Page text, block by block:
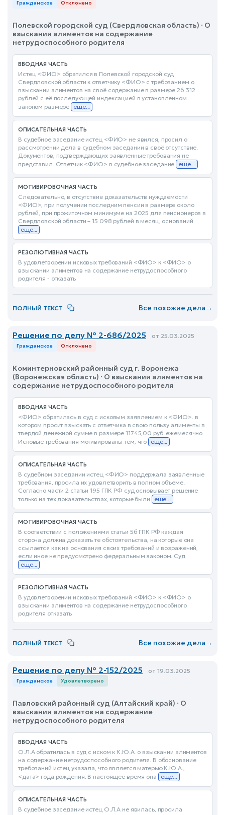
Гражданское Отклонено
Полевской городской суд (Свердловская область) · О
взыскании алиментов на содержание
нетрудоспособного родителя
ВВОДНАЯ ЧАСТЬ
Истец <ФИО> обратился в Полевской городской суд
Свердловской области к ответчику <ФИО> с требованием о
взыскании алиментов на своё содержание в размере 26 312
рублей с её последующей индексацией в установленном
законом размере еще...
ОПИСАТЕЛЬНАЯ ЧАСТЬ
В судебное заседание истец <ФИО> не явился, просил о
рассмотрении дела в судебном заседании в своё отсутствие.
Документов, подтверждающих заявленные требования не
представил. Ответчик <ФИО> в судебное заседание еще...
МОТИВИРОВОЧНАЯ ЧАСТЬ
Следовательно, в отсутствие доказательств нуждаемости
<ФИО>, при получении последним пенсии в размере около
рублей, при прожиточном минимуме на 2025 для пенсионеров в
Свердловской области – 15 098 рублей в месяц, оснований
еще...
РЕЗОЛЮТИВНАЯ ЧАСТЬ
В удовлетворении исковых требований <ФИО> к <ФИО> о
взыскании алиментов на содержание нетрудоспособного
родителя - отказать
ПОЛНЫЙ ТЕКСТ Все похожие дела→
Решение по делу № 2-686/2025 от 25.03.2025
Гражданское Отклонено
Коминтерновский районный суд г. Воронежа
(Воронежская область) · О взыскании алиментов на
содержание нетрудоспособного родителя
ВВОДНАЯ ЧАСТЬ
<ФИО> обратилась в суд с исковым заявлением к <ФИО>. в
котором просит взыскать с ответчика в свою пользу алименты в
твердой денежной сумме в размере 11745,00 руб. ежемесячно.
Исковые требования мотивированы тем, что еще...
ОПИСАТЕЛЬНАЯ ЧАСТЬ
В судебном заседании истец <ФИО> поддержала заявленные
требования, просила их удовлетворить в полном объеме.
Согласно части 2 статьи 195 ГПК РФ суд основывает решение
только на тех доказательствах, которые были
еще...
МОТИВИРОВОЧНАЯ ЧАСТЬ
В соответствии с положениями статьи 56 ГПК РФ каждая
сторона должна доказать те обстоятельства, на которые она
ссылается как на основания своих требований и возражений,
если иное не предусмотрено федеральным законом. Суд
еще...
РЕЗОЛЮТИВНАЯ ЧАСТЬ
В удовлетворении исковых требований <ФИО> к <ФИО> о
взыскании алиментов на содержание нетрудоспособного
родителя отказать
ПОЛНЫЙ ТЕКСТ Все похожие дела→
Решение по делу № 2-152/2025 от 19.03.2025
Гражданское Удовлетворено
Павловский районный суд (Алтайский край) · О
взыскании алиментов на содержание
нетрудоспособного родителя
ВВОДНАЯ ЧАСТЬ
О.Л.А обратилась в суд с иском к К.Ю.А. о взыскании алиментов
на содержание нетрудоспособного родителя. В обоснование
требований истец указала, что является матерью К.Ю.А.,
<дата> года рождения. В настоящее время она
еще...
ОПИСАТЕЛЬНАЯ ЧАСТЬ
В судебное заседание истец О.Л.А не явилась, просила